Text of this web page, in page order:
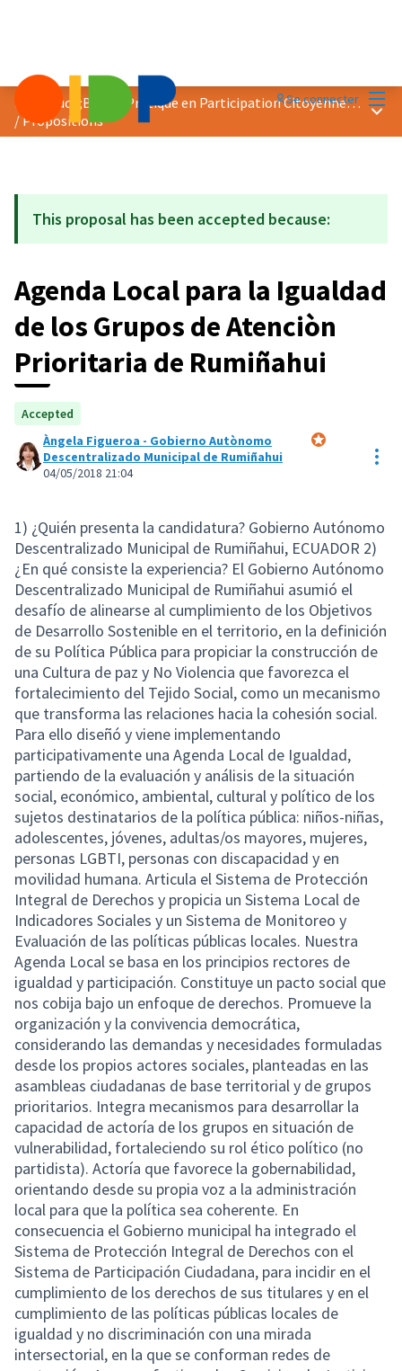
Se connecter
Prix &quot;Bonne Pratique en Participation Citoyenne&quot; 2018
/Propositions
This proposal has been accepted because:
Agenda Local para la Igualdad
de los Grupos de Atenciòn
Prioritaria de Rumiñahui
Accepted
Àngela Figueroa - Gobierno Autònomo
Descentralizado Municipal de Rumiñahui
Participant
04/05/2018 21:04
1) ¿Quién presenta la candidatura? Gobierno Autónomo
Descentralizado Municipal de Rumiñahui, ECUADOR 2)
¿En qué consiste la experiencia? El Gobierno Autónomo
Descentralizado Municipal de Rumiñahui asumió el
desafío de alinearse al cumplimiento de los Objetivos
de Desarrollo Sostenible en el territorio, en la definición
de su Política Pública para propiciar la construcción de
una Cultura de paz y No Violencia que favorezca el
fortalecimiento del Tejido Social, como un mecanismo
que transforma las relaciones hacia la cohesión social.
Para ello diseñó y viene implementando
participativamente una Agenda Local de Igualdad,
partiendo de la evaluación y análisis de la situación
social, económico, ambiental, cultural y político de los
sujetos destinatarios de la política pública: niños-niñas,
adolescentes, jóvenes, adultas/os mayores, mujeres,
personas LGBTI, personas con discapacidad y en
movilidad humana. Articula el Sistema de Protección
Integral de Derechos y propicia un Sistema Local de
Indicadores Sociales y un Sistema de Monitoreo y
Evaluación de las políticas públicas locales. Nuestra
Agenda Local se basa en los principios rectores de
igualdad y participación. Constituye un pacto social que
nos cobija bajo un enfoque de derechos. Promueve la
organización y la convivencia democrática,
considerando las demandas y necesidades formuladas
desde los propios actores sociales, planteadas en las
asambleas ciudadanas de base territorial y de grupos
prioritarios. Integra mecanismos para desarrollar la
capacidad de actoría de los grupos en situación de
vulnerabilidad, fortaleciendo su rol ético político (no
partidista). Actoría que favorece la gobernabilidad,
orientando desde su propia voz a la administración
local para que la política sea coherente. En
consecuencia el Gobierno municipal ha integrado el
Sistema de Protección Integral de Derechos con el
Sistema de Participación Ciudadana, para incidir en el
cumplimiento de los derechos de sus titulares y en el
cumplimiento de las políticas públicas locales de
igualdad y no discriminación con una mirada
intersectorial, en la que se conforman redes de